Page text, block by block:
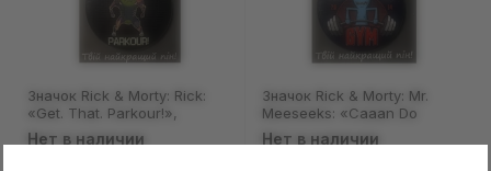
Значок Rick & Morty: Rick:
«Get. That. Parkour!»,
(13429)
Нет в наличии
Значок Rick & Morty: Mr.
Meeseeks: «Caaan Do
Gym», (13440)
Нет в наличии